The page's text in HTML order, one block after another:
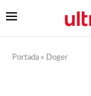
Portada » Doger